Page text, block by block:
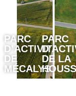
PARC
D’ACTIVITÉS
DE
MÉCALYS ®
PARC
DE LA